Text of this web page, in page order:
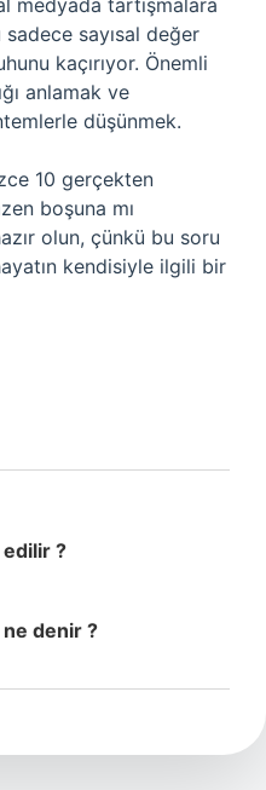
medyada tartışmalara
sayısal değer
kaçırıyor. Önemli
anlamak ve
düşünmek.
10 gerçekten
boşuna mı
olun, çünkü bu soru
kendisiyle ilgili bir
edilir ?
denir ?